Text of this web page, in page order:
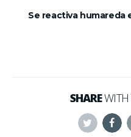
Se reactiva humareda
SHAREWITH